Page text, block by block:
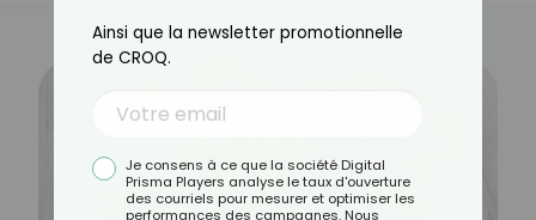
Ainsi que la newsletter promotionnelle
de CROQ.
Je consens à ce que la société Digital
Prisma Players analyse le taux d'ouverture
des courriels pour mesurer et optimiser les
performances des campagnes. Nous